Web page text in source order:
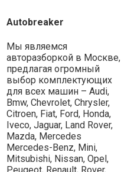
Autobreaker
Мы являемся
авторазборкой в Москве,
предлагая огромный
выбор комплектующих
для всех машин – Audi,
Bmw, Chevrolet, Chrysler,
Citroen, Fiat, Ford, Honda,
Iveco, Jaguar, Land Rover,
Mazda, Mercedes
Mercedes-Benz, Mini,
Mitsubishi, Nissan, Opel,
Peugeot, Renault, Rover,